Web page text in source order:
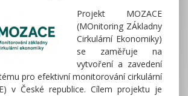
Projekt MOZACE
(MOnitoring ZÁkladny
Cirkulární Ekonomiky)
se zaměřuje na
vytvoření a zavedení
pro efektivní monitorování cirkulární
v České republice. Cílem projektu je